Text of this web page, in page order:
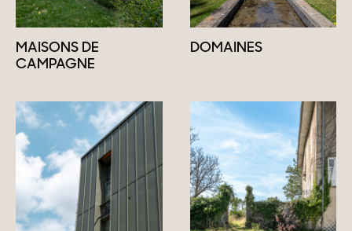
MAISONS DE
CAMPAGNE
DOMAINES